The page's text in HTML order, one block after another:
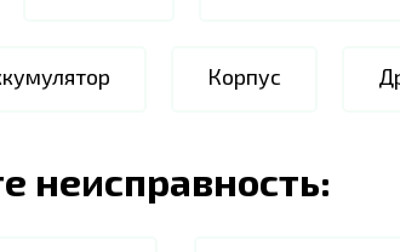
Корпус
неисправность: